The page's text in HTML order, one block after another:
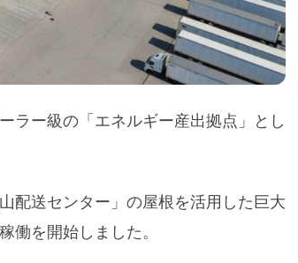
ラー級の「エネルギー産出拠点」とし
配送センター」の屋根を活用した巨大
働を開始しました。